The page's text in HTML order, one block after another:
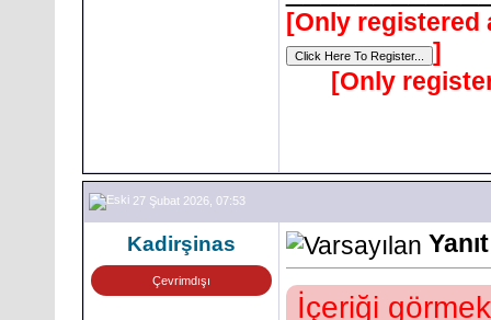
[Only registered
]
[Only
27 Şubat 2026, 07:53
Kadirşinas
Çevrimdışı
İçeriği